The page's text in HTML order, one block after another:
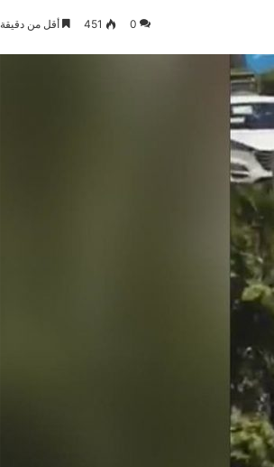
0
451 أقل من دقيقة